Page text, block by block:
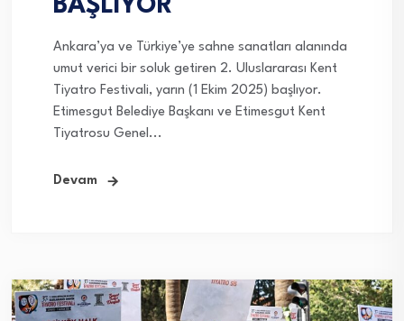
BAŞLIYOR
Ankara’ya ve Türkiye’ye sahne sanatları alanında
umut verici bir soluk getiren 2. Uluslararası Kent
Tiyatro Festivali, yarın (1 Ekim 2025) başlıyor.
Etimesgut Belediye Başkanı ve Etimesgut Kent
Tiyatrosu Genel...
Devam